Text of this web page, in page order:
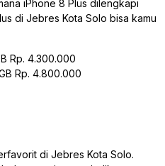
iPhone 8 Plus dilengkapi
di Jebres Kota Solo bisa kamu
Rp. 4.300.000
Rp. 4.800.000
di Jebres Kota Solo.